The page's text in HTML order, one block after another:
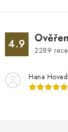
4.9 2289
Hana